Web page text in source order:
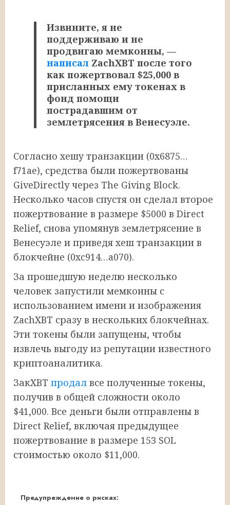
Извините, я не
поддерживаю и не
продвигаю мемкоины, —
написал ZachXBT после того
как пожертвовал $25,000 в
присланных ему токенах в
фонд помощи
пострадавшим от
землетрясения в Венесуэле.
Согласно хешу транзакции (0x6875…
f71ae), средства были пожертвованы
GiveDirectly через The Giving Block.
Несколько часов спустя он сделал второе
пожертвование в размере $5000 в Direct
Relief, снова упомянув землетрясение в
Венесуэле и приведя хеш транзакции в
блокчейне (0xc914…a070).
За прошедшую неделю несколько
человек запустили мемкоины с
использованием имени и изображения
ZachXBT сразу в нескольких блокчейнах.
Эти токены были запущены, чтобы
извлечь выгоду из репутации известного
криптоаналитика.
ЗакXBT продал все полученные токены,
получив в общей сложности около
$41,000. Все деньги были отправлены в
Direct Relief, включая предыдущее
пожертвование в размере 153 SOL
стоимостью около $11,000.
Предупреждение о рисках: